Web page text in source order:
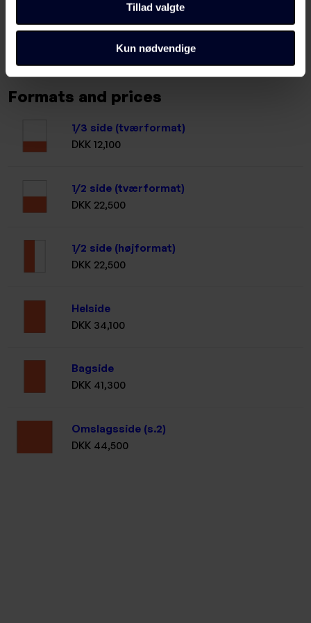
Tillad valgte
Kun nødvendige
https://stibocomplete.com/wp-content/uploads/data/icc-
profiler/heatset/stibocomplete_ps1_mwc_fogra51l_0.zip
Formats and prices
1/3 side (tværformat)
DKK 12,100
1/2 side (tværformat)
DKK 22,500
1/2 side (højformat)
DKK 22,500
Helside
DKK 34,100
Bagside
DKK 41,300
Omslagsside (s.2)
DKK 44,500